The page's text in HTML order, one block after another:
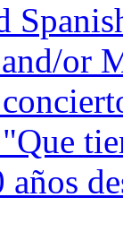
or
años